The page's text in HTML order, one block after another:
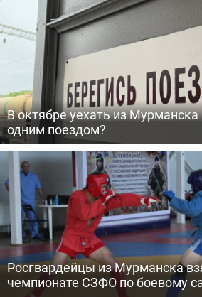
В октябре уехать из
одним поездом?
Росгвардейцы из Мурманска
чемпионате СЗФО по боевому